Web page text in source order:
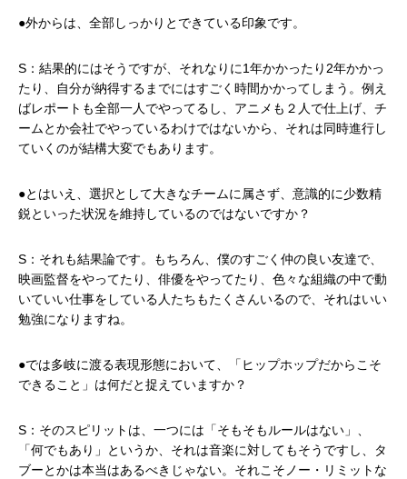
●外からは、全部しっかりとできている印象です。
S：結果的にはそうですが、それなりに1年かかったり2年かかっ
たり、自分が納得するまでにはすごく時間かかってしまう。例え
ばレポートも全部一人でやってるし、アニメも２人で仕上げ、チ
ームとか会社でやっているわけではないから、それは同時進行し
ていくのが結構大変でもあります。
●とはいえ、選択として大きなチームに属さず、意識的に少数精
鋭といった状況を維持しているのではないですか？
S：それも結果論です。もちろん、僕のすごく仲の良い友達で、
映画監督をやってたり、俳優をやってたり、色々な組織の中で動
いていい仕事をしている人たちもたくさんいるので、それはいい
勉強になりますね。
●では多岐に渡る表現形態において、「ヒップホップだからこそ
できること」は何だと捉えていますか？
S：そのスピリットは、一つには「そもそもルールはない」、
「何でもあり」というか、それは音楽に対してもそうですし、タ
ブーとかは本当はあるべきじゃない。それこそノー・リミットな